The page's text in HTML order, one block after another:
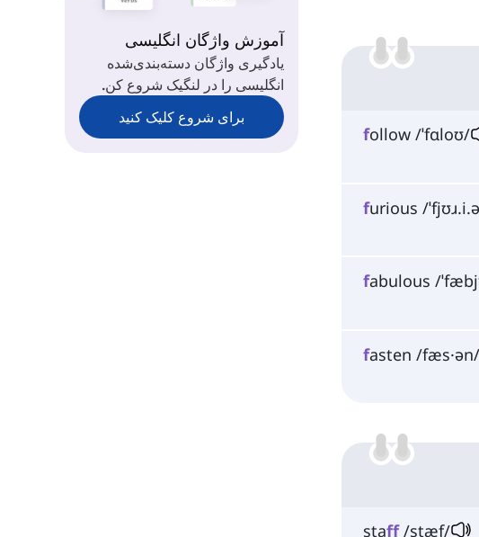
follow /ˈfɑloʊ/
furious /
fabulous /
fasten /fæs·ən/
staff/stæf/
آموزش واژگان انگلیسی
یادگیری واژگان دسته‌بندی‌شده
انگلیسی را در لنگیک شروع کن.
برای شروع کلیک کنید